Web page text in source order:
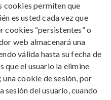
cookies permiten que
es usted cada vez que
cookies “persistentes” o
web almacenará una
válida hasta su fecha de
que el usuario la elimine
cookie de sesión, por
sesión del usuario, cuando